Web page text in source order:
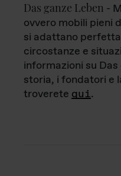
Das ganze Leben -
ovvero mobili pieni
si adattano
circostanze e
informazioni su
storia, i fondatori e
troverete qui.